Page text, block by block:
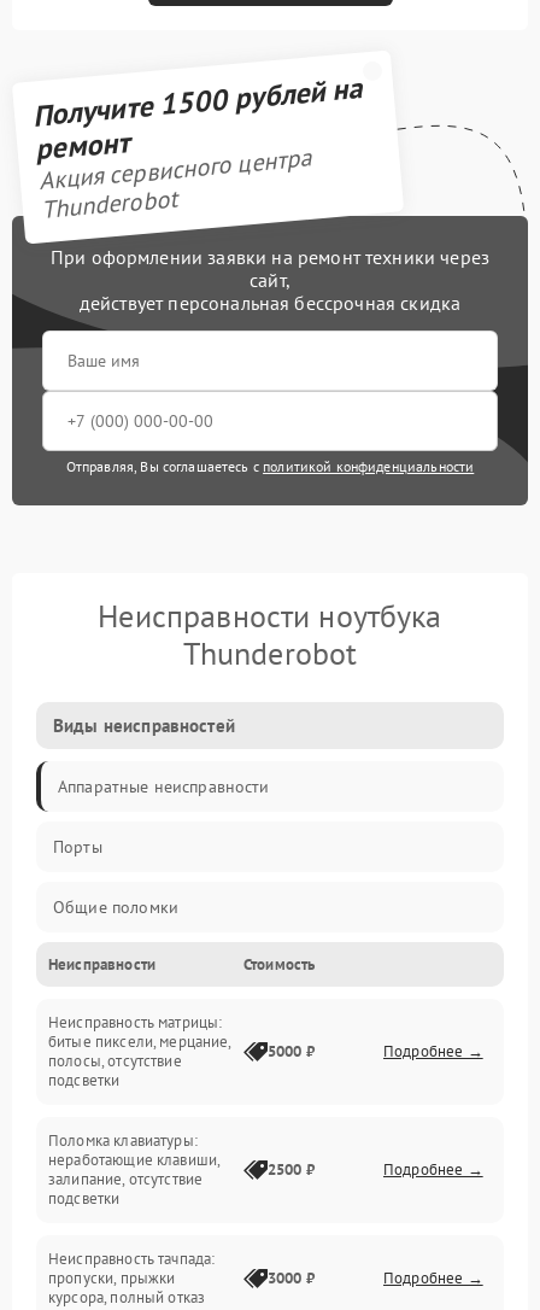
Получите 1500 рублей на
ремонт
Акция сервисного центра
Thunderobot
При оформлении заявки на ремонт техники через
сайт,
действует персональная бессрочная скидка
Отправляя, Вы соглашаетесь с политикой конфиденциальности
Неисправности ноутбука
Thunderobot
Виды неисправностей
Аппаратные неисправности
Порты
Общие поломки
Устройства
Программные ошибки
Электрические и системные сбои
Интерфейсные проблемы
Батарея
Сеть и интернет
Неисправности Стоимость
Неисправность матрицы:
битые пиксели, мерцание,
полосы, отсутствие
подсветки
5000 ₽ Подробнее →
Поломка клавиатуры:
неработающие клавиши,
залипание, отсутствие
подсветки
2500 ₽ Подробнее →
Неисправность тачпада:
пропуски, прыжки
курсора, полный отказ
3000 ₽ Подробнее →